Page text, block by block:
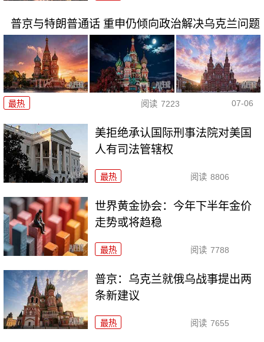
普京与特朗普通话 重申仍倾向政治解决乌克兰问题
最热 阅读 7223 07-06
美拒绝承认国际刑事法院对美国
人有司法管辖权
最热 阅读 8806
世界黄金协会：今年下半年金价
走势或将趋稳
最热 阅读 7788
普京：乌克兰就俄乌战事提出两
条新建议
最热 阅读 7655